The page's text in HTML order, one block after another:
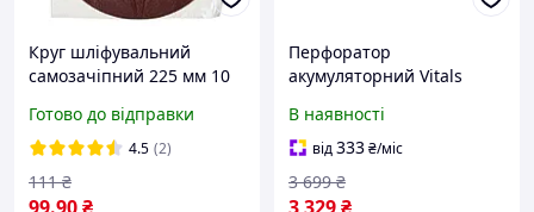
Круг шліфувальний
самозачіпний 225 мм 10
195735
Готово до відправки
4.5 (2)
111 ₴
Перфоратор
акумуляторний Vitals
В наявності
від333₴/міс
3 699 ₴